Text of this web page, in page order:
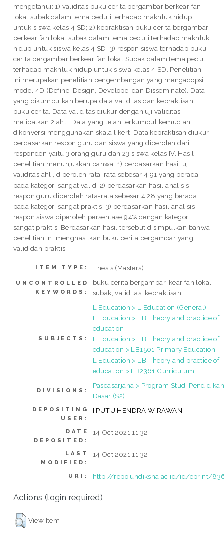
mengetahui: 1) validitas buku cerita bergambar berkearifan
lokal subak dalam tema peduli terhadap makhluk hidup
untuk siswa kelas 4 SD; 2) kepraktisan buku cerita bergambar
berkearifan lokal subak dalam tema peduli terhadap makhluk
hidup untuk siswa kelas 4 SD; 3) respon siswa terhadap buku
cerita bergambar berkearifan lokal Subak dalam tema peduli
terhadap makhluk hidup untuk siswa kelas 4 SD. Penelitian
ini merupakan penelitian pengembangan yang mengadopsi
model 4D (Define, Design, Develope, dan Disseminate). Data
yang dikumpulkan berupa data validitas dan kepraktisan
buku cerita. Data validitas diukur dengan uji validitas
melibatkan 2 ahli. Data yang telah terkumpul kemudian
dikonversi menggunakan skala likert. Data kepraktisan diukur
berdasarkan respon guru dan siswa yang diperoleh dari
responden yaitu 3 orang guru dan 23 siswa kelas IV. Hasil
penelitian menunjukkan bahwa: 1) berdasarkan hasil uji
validitas ahli, diperoleh rata-rata sebesar 4,91 yang berada
pada kategori sangat valid. 2) berdasarkan hasil analisis
respon guru diperoleh rata-rata sebesar 4,28 yang berada
pada kategori sangat praktis. 3) berdasarkan hasil analisis
respon siswa diperoleh persentase 94% dengan kategori
sangat praktis. Berdasarkan hasil tersebut disimpulkan bahwa
penelitian ini menghasilkan buku cerita bergambar yang
valid dan praktis.
ITEM TYPE: Thesis (Masters)
UNCONTROLLED
KEYWORDS:
buku cerita bergambar, kearifan lokal,
subak, validitas, kepraktisan
SUBJECTS:
L Education > L Education (General)
L Education > LB Theory and practice of
education
L Education > LB Theory and practice of
education > LB1501 Primary Education
L Education > LB Theory and practice of
education > LB2361 Curriculum
DIVISIONS:
Pascasarjana > Program Studi
Dasar (S2)
DEPOSITING
USER:
I PUTU HENDRA WIRAWAN
DATE
DEPOSITED:
14 Oct 2021 11:32
LAST
MODIFIED:
14 Oct 2021 11:32
URI: http://repo.undiksha.ac.id/id/eprint/
Actions (login required)
View Item